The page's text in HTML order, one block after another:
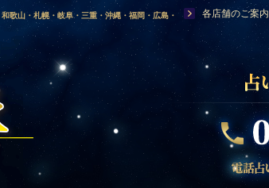
歌山・札幌・岐阜・三重・沖縄・福岡・広島・
本・群馬・滋賀・福井・仙台・山口・宮崎・山
・青森・島根に店舗を構える、口コミで評判の人
各店舗のご案内